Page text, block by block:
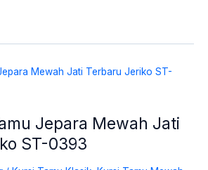
Jepara Mewah Jati
ST-0393